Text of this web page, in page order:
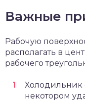
Важные
Рабочую
располагать в
рабочего
Холодильник
некотором